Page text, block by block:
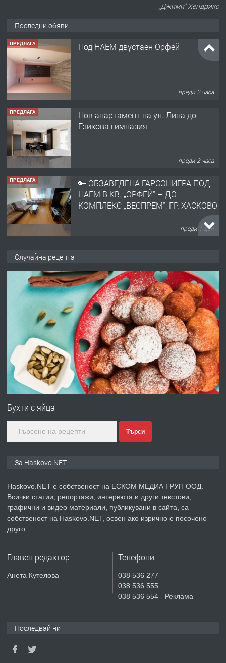
„Джими“ Хендрикс
Последни обяви
ПРЕДЛАГА Под НАЕМ двустаен Орфей
преди 2 часа
ПРЕДЛАГА
Нов апартамент на ул. Липа до
Езикова гимназия
преди 2 часа
ПРЕДЛАГА
🔑 ОБЗАВЕДЕНА ГАРСОНИЕРА ПОД
НАЕМ В КВ. „ОРФЕЙ“ – ДО
КОМПЛЕКС „ВЕСПРЕМ“, ГР. ХАСКОВО
преди 1 ден
АПАРТАМЕНТ В ЦЕНТЪРА НА ГР.
ХАСКОВО
преди 2 дни
Давам гараж под наем
преди 2 дни
ПРЕДЛАГА
№4120 Магазин/Офис под наем в кв.
преди 3 дни
ПРЕДЛАГА
Продавам парцел в гр. Хасково кв.
СГЛОБЯВАНЕ НА МЕБЕЛИ.
Случайна рецепта
Бухти с яйца
Търси
За Haskovo.NET
Haskovo.NET е собственост на ЕСКОМ МЕДИА ГРУП ООД.
Всички статии, репортажи, интервюта и други текстови,
графични и видео материали, публикувани в сайта, са
собственост на Haskovo.NET, освен ако изрично е посочено
друго.
Главен редактор
Анета Кутелова
Телефони
038 536 277
038 536 555
038 536 554 - Реклама
Последвай ни